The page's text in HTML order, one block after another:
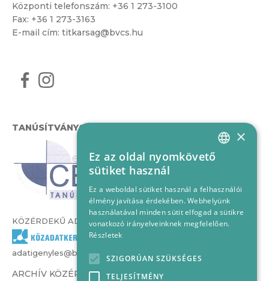
Központi telefonszám: +36 1 273-3100
Fax: +36 1 273-3163
E-mail cím: titkarsag@bvcs.hu
TANÚSÍTVÁNYOK
KÖZÉRDEKŰ ADATOK
adatigenyles@bvcs.hu
ARCHÍV KÖZÉRDEKŰ ADATOK –
HUNGARIAN
×
Ez az oldal nyomkövető
sütiket használ
Ez a weboldal sütiket használ a felhasználói
élmény javítása érdekében. Webhelyünk
használatával minden sütit elfogad a sütikre
vonatkozó irányelveinknek megfelelően.
Részletek
SZIGORÚAN SZÜKSÉGES
TELJESÍTMÉNY